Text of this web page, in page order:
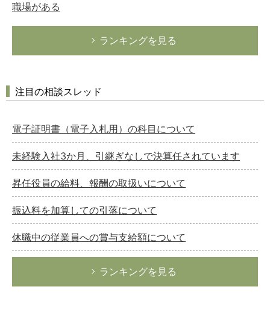
職場がある
ランキングを見る
注目の相談スレッド
電子証明書（電子入札用）の科目について
未経験入社3か月、引継ぎなしで決算任されています
昇任役員の給料、報酬の取扱いについて
振込料を加算しての引落について
休職中の従業員への賞与支給額について
ランキングを見る